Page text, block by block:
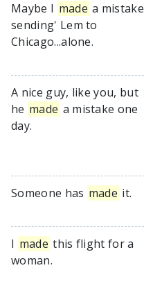
Maybe I made a mistake
sending' Lem to
Chicago...alone.
A nice guy, like you, but
he made a mistake one
day.
Someone has made it.
I made this flight for a
woman.